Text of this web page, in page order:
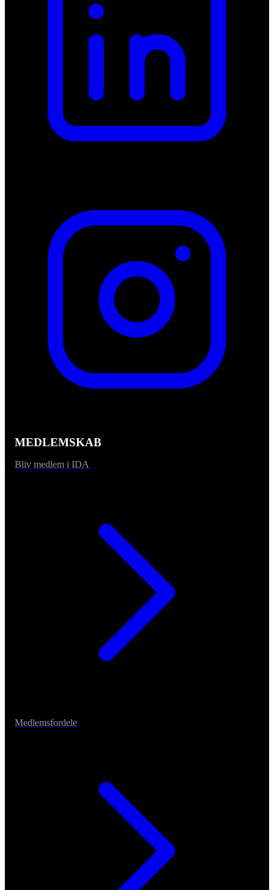
MEDLEMSKAB
Bliv medlem i IDA
Medlemsfordele